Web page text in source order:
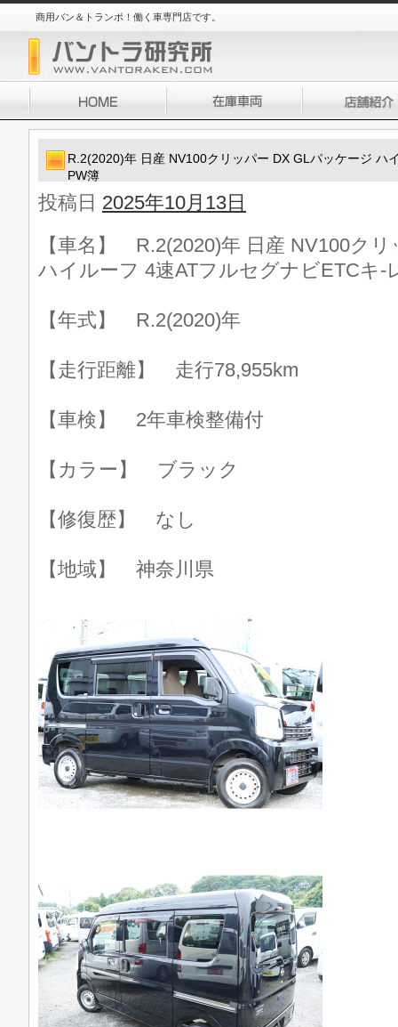
商用バン＆トランポ！働く車専門店です。
R.2(2020)年 日産 NV100クリッパー DX GLパッケージ ハ
PW簿
投稿日 2025年10月13日
【車名】 R.2(2020)年 日産 NV100ク
ハイルーフ 4速ATフルセグナビETCキ-
【年式】 R.2(2020)年
【走行距離】 走行78,955km
【車検】 2年車検整備付
【カラー】 ブラック
【修復歴】 なし
【地域】 神奈川県